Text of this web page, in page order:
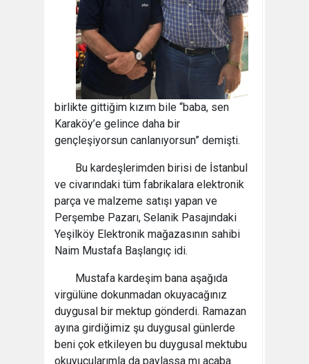
birlikte gittiğim kızım bile “baba, sen
Karaköy’e gelince daha bir
gençleşiyorsun canlanıyorsun” demişti.
Bu kardeşlerimden birisi de İstanbul
ve civarındaki tüm fabrikalara elektronik
parça ve malzeme satışı yapan ve
Perşembe Pazarı, Selanik Pasajındaki
Yeşilköy Elektronik mağazasının sahibi
Naim Mustafa Başlangıç idi.
Mustafa kardeşim bana aşağıda
virgülüne dokunmadan okuyacağınız
duygusal bir mektup gönderdi. Ramazan
ayına girdiğimiz şu duygusal günlerde
beni çok etkileyen bu duygusal mektubu
okuyucularımla da paylaşsa mı acaba